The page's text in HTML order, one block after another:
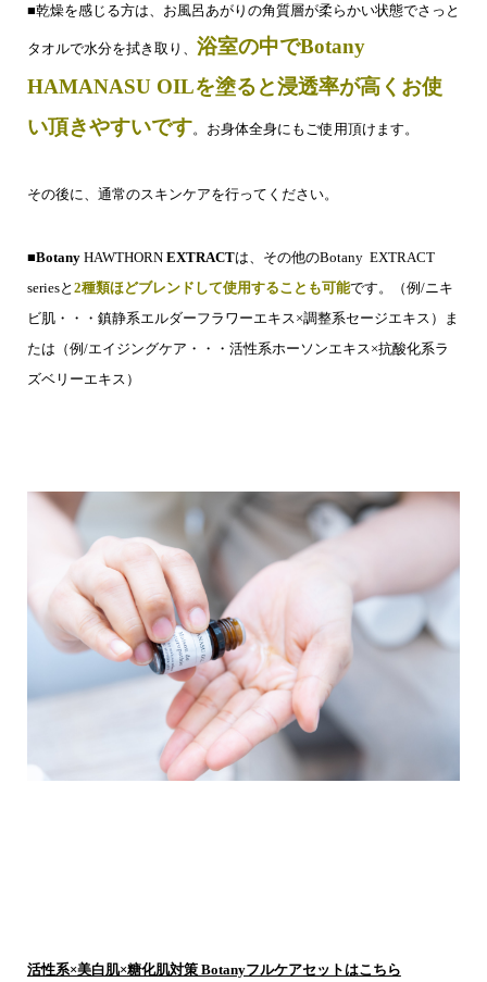
■乾燥を感じる方は、お風呂あがりの角質層が柔らかい状態でさっと
タオルで水分を拭き取り、 浴室の中でBotany
HAMANASU OILを塗ると浸透率が高くお使
い頂きやすいです。お身体全身にもご使用頂けます。
その後に、通常のスキンケアを行ってください。
■Botany HAWTHORNEXTRACTは、その他のBotany EXTRACT
seriesと 2種類ほどブレンドして使用することも可能です。（例/ニキ
ビ肌・・・鎮静系エルダーフラワーエキス×調整系セージエキス）ま
たは（例/エイジングケア・・・活性系ホーソンエキス×抗酸化系ラ
ズベリーエキス）
活性系×美白肌×糖化肌対策 Botanyフルケアセットはこちら